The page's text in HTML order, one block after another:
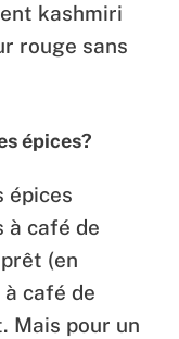
kashmiri
rouge sans
épices?
épices
à café de
(en
café de
Mais pour un